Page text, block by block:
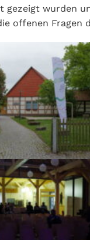
gezeigt wurden
offenen Fragen